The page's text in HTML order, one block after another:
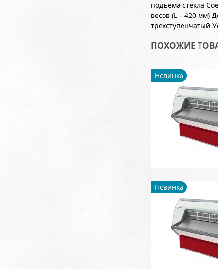
подъема стекла
весов (L – 420 мм)
трехступенчатый
ПОХОЖИЕ
Новинка
Новинка